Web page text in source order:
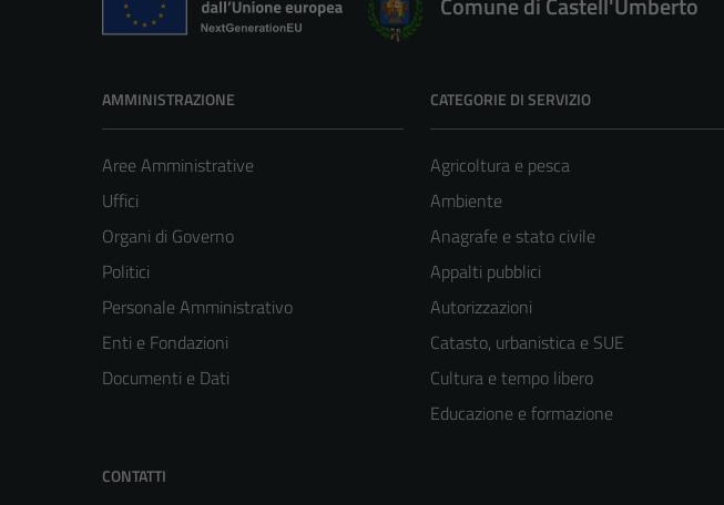
AMMINISTRAZIONE
Aree Amministrative
Uffici
Organi di Governo
Politici
Personale Amministrativo
Enti e Fondazioni
Documenti e Dati
CATEGORIE DI SERVIZIO
Agricoltura e pesca
Ambiente
Anagrafe e stato civile
Appalti pubblici
Autorizzazioni
Catasto, urbanistica e SUE
Cultura e tempo libero
Educazione e formazione
CONTATTI